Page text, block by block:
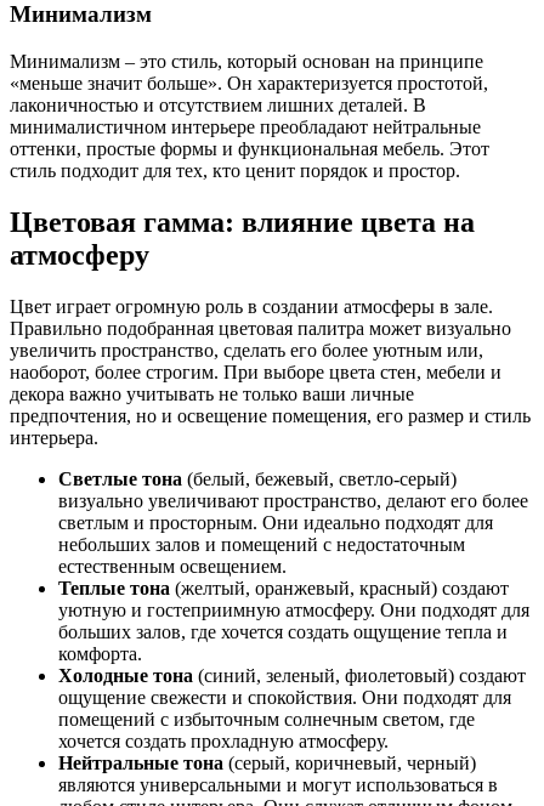
Минимализм
Минимализм – это стиль, который основан на принципе
«меньше значит больше». Он характеризуется простотой,
лаконичностью и отсутствием лишних деталей. В
минималистичном интерьере преобладают нейтральные
оттенки, простые формы и функциональная мебель. Этот
стиль подходит для тех, кто ценит порядок и простор.
Цветовая гамма: влияние цвета на
атмосферу
Цвет играет огромную роль в создании атмосферы в зале.
Правильно подобранная цветовая палитра может визуально
увеличить пространство, сделать его более уютным или,
наоборот, более строгим. При выборе цвета стен, мебели и
декора важно учитывать не только ваши личные
предпочтения, но и освещение помещения, его размер и стиль
интерьера.
Светлые тона (белый, бежевый, светло-серый)
визуально увеличивают пространство, делают его более
светлым и просторным. Они идеально подходят для
небольших залов и помещений с недостаточным
естественным освещением.
Теплые тона (желтый, оранжевый, красный) создают
уютную и гостеприимную атмосферу. Они подходят для
больших залов, где хочется создать ощущение тепла и
комфорта.
Холодные тона (синий, зеленый, фиолетовый) создают
ощущение свежести и спокойствия. Они подходят для
помещений с избыточным солнечным светом, где
хочется создать прохладную атмосферу.
Нейтральные тона (серый, коричневый, черный)
являются универсальными и могут использоваться в